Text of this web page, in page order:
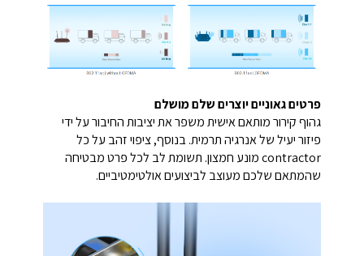
פרטים גאוניים יוצרים שלם מושלם
גהוף קירור מותאם אישית משפר את יציבות החיבור על ידי
פיזור יעיל של אנרגיה תרמית. בנוסף, ציפוי זהב על כל
contractor מונע חמצון. תשומת לב לכל פרט מבטיחה
שהמתאם שלכם מעוצב לביצועים אולטימטיביים.